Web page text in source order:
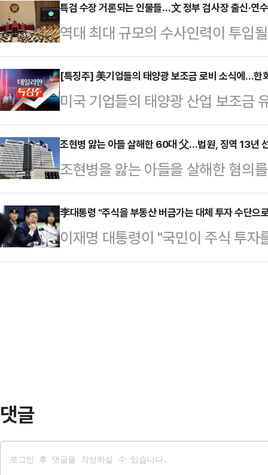
가 과연 중학교 1학년 수준은 되는
태 의원은 11일 CBS라디오 '뉴스
는 중학교 1학년 학생에게 비상계
것은 전쟁이라든지 비상사태 때 대
비상계엄은 평화로운 시기에 대통
했다.앞서 김용태 …
특검 수장 거론되는 인물들…文 정부 검사장 출신·연
역대 최대 규모의 수사인력이 투입
특검법·채 상병 특검법)'이 이재명
에 돌입했다. 하마평에는 문재인
대생·사법연수원 20기대' 인물 다
검을 이끌 수장으로 김양수 법무법
이정수 중앙N남부 법률사무소 대
인 JKL파트너스 대표변호사(56·
별검사제는…
[특징주] 美기업들의 태양광 보조금 로비 소식에…한
미국 기업들의 태양광 산업 보조금
련주들이 상승하고 있다.한국거래
시장에서 한화솔루션은 전 거래
이뤄지고 있다.그 밖에도 HD현대
(8.48%) 등 태양광 관련주들이 일
트저널(WSJ)은 10일(현지시각) 청
수 있도록 관련 기업들이 로비활동
로 미국 대표…
조현병 앓는 아들 살해한 60대 父…법원, 징역 13년
조현병을 앓는 아들을 살해한 혐의
을 선고했다.부산지방법원 형사5
기소된 60대 A씨에게 징역 13년을
8분쯤 부산 금정구 부곡동 한 거리
혐의를 받는다.A씨 가족은 조현병
李대통령 "주식을 부동산 버금가는 대체 투자 수단으
이재명 대통령이 "국민이 주식 투
있게, 부동산에 버금가는 대체 투자
댓글